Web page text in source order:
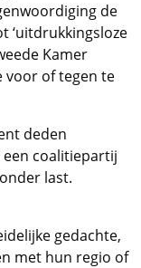
de
‘uitdrukkingsloze
Kamer
voor of tegen te
deden
coalitiepartij
last.
gedachte,
met hun regio of